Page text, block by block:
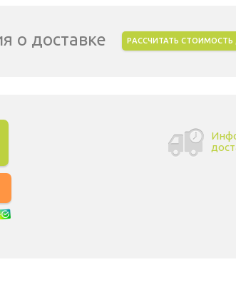
о доставке РАССЧИТАТЬ СТОИМОСТЬ